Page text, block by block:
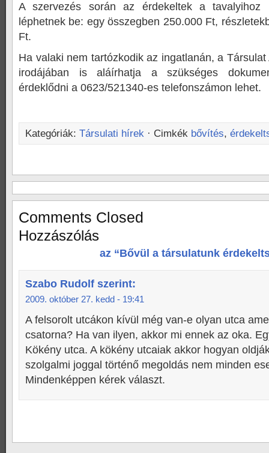
A szervezés során az érdekeltek a tavalyihoz
léphetnek be: egy összegben 250.000 Ft,
Ft.
Ha valaki nem tartózkodik az ingatlanán, a
irodájában is aláírhatja a szükséges
érdeklődni a 0623/521340-es telefonszámon lehet.
Kategóriák: Társulati hírek · Cimkék bővítés,
Comments Closed
Hozzászólás
az “Bővül a társulatunk
Szabo Rudolf szerint:
2009. október 27. kedd - 19:41
A felsorolt utcákon kívül még van-e olyan utca
csatorna? Ha van ilyen, akkor mi ennek az oka.
Kökény utca. A kökény utcaiak akkor hogyan
szolgalmi joggal történő megoldás nem minden
Mindenképpen kérek választ.